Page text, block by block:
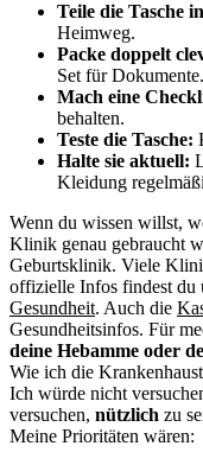
Teile die Tasche
Heimweg.
Packe doppelt
Set für Dokumente.
Mach eine
behalten.
Teste die Tasche:
Halte sie aktuell:
Kleidung
Wenn du wissen willst,
Klinik genau gebraucht
Geburtsklinik. Viele
offizielle Infos findest du
Gesundheit. Auch die
Gesundheitsinfos. Für
deine Hebamme oder
Wie ich die
Ich würde nicht
versuchen, nützlich zu
Meine Prioritäten wären: